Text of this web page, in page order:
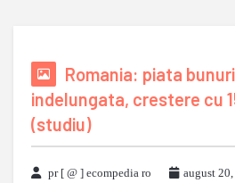
Romania: piata
indelungata, crestere cu
(studiu)
pr [ @ ] ecompedia ro
august